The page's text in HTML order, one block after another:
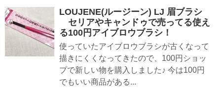
LOUJENE(ルージーン) LJ 眉ブラシ
セリアやキャンドゥで売ってる使え
る100円アイブロウブラシ！
使っていたアイブロウブラシが古くなって
描きにくくなってきたので、100円ショッ
プで新しい物を購入しました♪ 今は100円
でもいい商品がある...